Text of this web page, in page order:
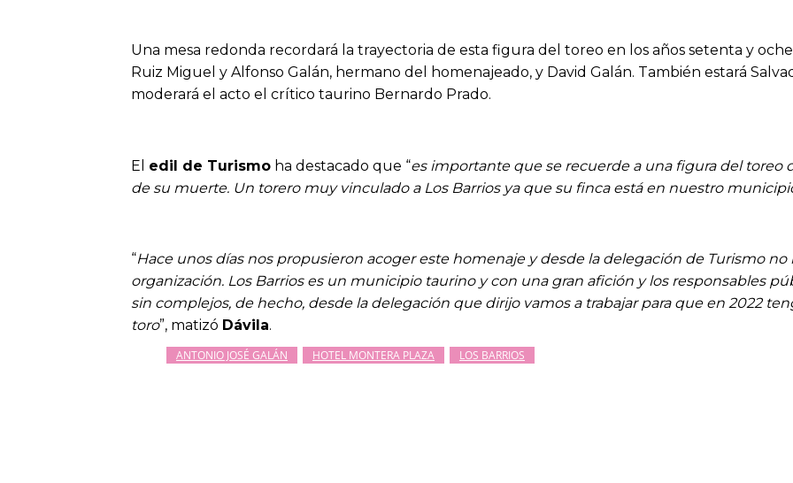
Una mesa redonda recordará la trayectoria de esta figura del toreo en los años setenta y
Ruiz Miguel y Alfonso Galán, hermano del homenajeado, y David Galán. También estará
moderará el acto el crítico taurino Bernardo Prado.
El edil de Turismo ha destacado que “es importante que se recuerde a una figura del toreo
de su muerte. Un torero muy vinculado a Los Barrios ya que su finca está en nuestro
“Hace unos días nos propusieron acoger este homenaje y desde la delegación de Turismo
organización. Los Barrios es un municipio taurino y con una gran afición y los responsables
sin complejos, de hecho, desde la delegación que dirijo vamos a trabajar para que en 2022
toro”, matizó Dávila.
ANTONIO JOSÉ GALÁN HOTEL MONTERA PLAZA LOS BARRIOS